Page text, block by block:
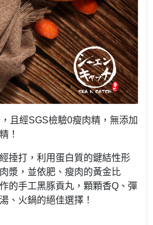
且經SGS檢驗0瘦肉精，無添加
！
捶打，利用蛋白質的鍵結性形
漿，並依肥、瘦肉的黃金比
的手工黑豚貢丸，顆顆香Q、彈
、火鍋的絕佳選擇！